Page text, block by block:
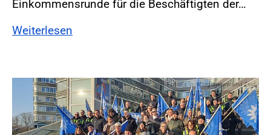
Einkommensrunde für die Beschäftigten der…
Weiterlesen
Foto:Foto: Morgenstern und Zind